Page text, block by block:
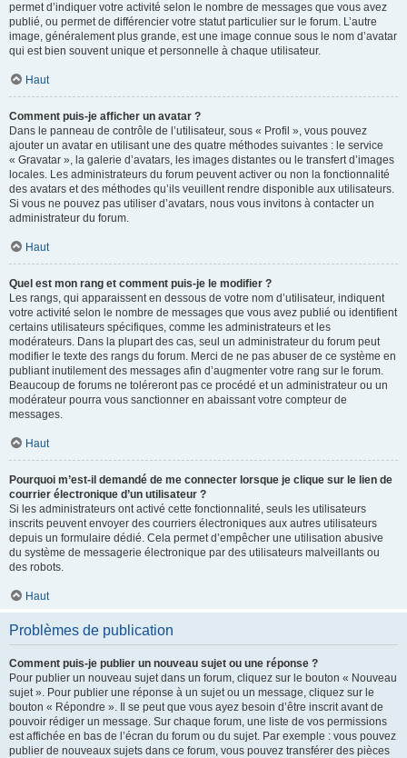
permet d’indiquer votre activité selon le nombre de messages que vous avez
publié, ou permet de différencier votre statut particulier sur le forum. L’autre
image, généralement plus grande, est une image connue sous le nom d’avatar
qui est bien souvent unique et personnelle à chaque utilisateur.
Haut
Comment puis-je afficher un avatar ?
Dans le panneau de contrôle de l’utilisateur, sous « Profil », vous pouvez
ajouter un avatar en utilisant une des quatre méthodes suivantes : le service
« Gravatar », la galerie d’avatars, les images distantes ou le transfert d’images
locales. Les administrateurs du forum peuvent activer ou non la fonctionnalité
des avatars et des méthodes qu’ils veuillent rendre disponible aux utilisateurs.
Si vous ne pouvez pas utiliser d’avatars, nous vous invitons à contacter un
administrateur du forum.
Haut
Quel est mon rang et comment puis-je le modifier ?
Les rangs, qui apparaissent en dessous de votre nom d’utilisateur, indiquent
votre activité selon le nombre de messages que vous avez publié ou identifient
certains utilisateurs spécifiques, comme les administrateurs et les
modérateurs. Dans la plupart des cas, seul un administrateur du forum peut
modifier le texte des rangs du forum. Merci de ne pas abuser de ce système en
publiant inutilement des messages afin d’augmenter votre rang sur le forum.
Beaucoup de forums ne toléreront pas ce procédé et un administrateur ou un
modérateur pourra vous sanctionner en abaissant votre compteur de
messages.
Haut
Pourquoi m’est-il demandé de me connecter lorsque je clique sur le lien de
courrier électronique d’un utilisateur ?
Si les administrateurs ont activé cette fonctionnalité, seuls les utilisateurs
inscrits peuvent envoyer des courriers électroniques aux autres utilisateurs
depuis un formulaire dédié. Cela permet d’empêcher une utilisation abusive
du système de messagerie électronique par des utilisateurs malveillants ou
des robots.
Haut
Problèmes de publication
Comment puis-je publier un nouveau sujet ou une réponse ?
Pour publier un nouveau sujet dans un forum, cliquez sur le bouton « Nouveau
sujet ». Pour publier une réponse à un sujet ou un message, cliquez sur le
bouton « Répondre ». Il se peut que vous ayez besoin d’être inscrit avant de
pouvoir rédiger un message. Sur chaque forum, une liste de vos permissions
est affichée en bas de l’écran du forum ou du sujet. Par exemple : vous pouvez
publier de nouveaux sujets dans ce forum, vous pouvez transférer des pièces